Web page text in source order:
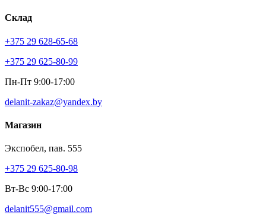
Склад
+375 29 628-65-68
+375 29 625-80-99
Пн-Пт 9:00-17:00
delanit-zakaz@yandex.by
Магазин
Экспобел, пав. 555
+375 29 625-80-98
Вт-Вс 9:00-17:00
delanit555@gmail.com